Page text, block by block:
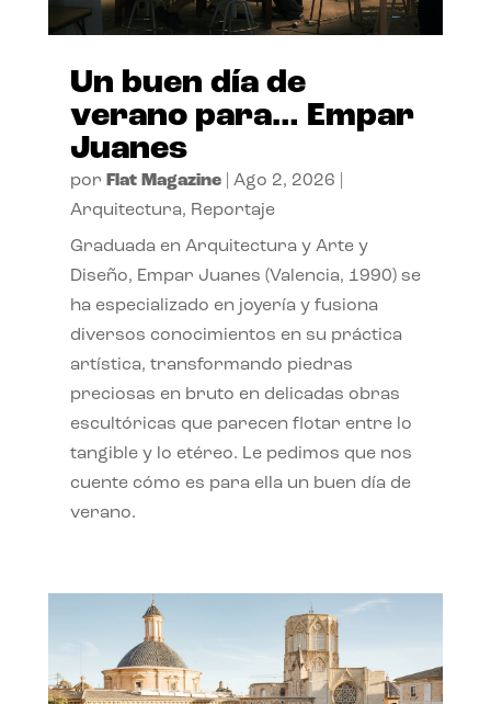
Un buen día de
verano para… Empar
Juanes
por Flat Magazine| Ago 2, 2026
Arquitectura, Reportaje
Graduada en Arquitectura y Arte y
Diseño, Empar Juanes (Valencia, 1990) se
ha especializado en joyería y fusiona
diversos conocimientos en su práctica
artística, transformando piedras
preciosas en bruto en delicadas obras
escultóricas que parecen flotar entre lo
tangible y lo etéreo. Le pedimos que nos
cuente cómo es para ella un buen día de
verano.